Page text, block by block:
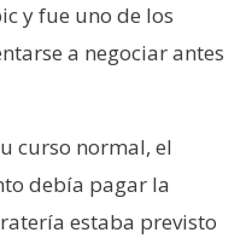
y fue uno de los
a negociar antes
curso normal, el
debía pagar la
estaba previsto